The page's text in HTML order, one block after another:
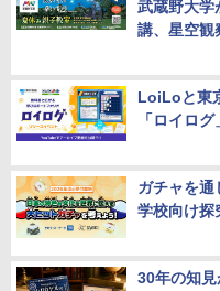
武蔵野大学
講、星空観
LoiLoと東
「ロイロ
ガチャを通
学校向け探
30年の知